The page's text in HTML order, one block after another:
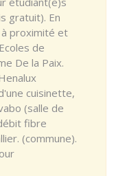
gratuit). En
proximité et
de
De la Paix.
cuisinette,
(salle de
fibre
(commune).